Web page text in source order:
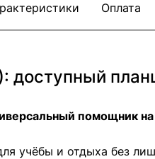
Оплата
доступный
помощник
учёбы и отдыха без